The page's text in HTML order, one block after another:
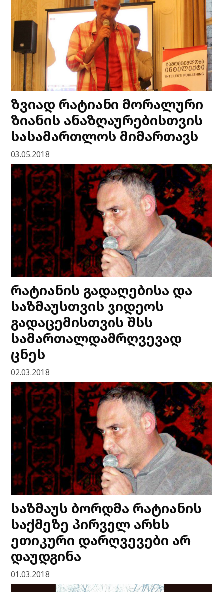
ზვიად რატიანი მორალური
ზიანის ანაზღაურებისთვის
სასამართლოს მიმართავს
03.05.2018
რატიანის გადაღებისა და
საზმაუსთვის ვიდეოს
გადაცემისთვის შსს
სამართალდამრღვევად
ცნეს
02.03.2018
საზმაუს ბორდმა რატიანის
საქმეზე პირველ არხს
ეთიკური დარღვევები არ
დაუდგინა
01.03.2018